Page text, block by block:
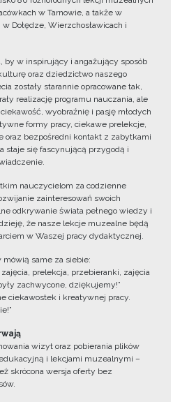
w Tarnowie, a także w
w Dołędze, Wierzchosławicach i
by w inspirujący i angażujący sposób
oraz dziedzictwo naszego
zostały starannie opracowane tak,
realizację programu nauczania, ale
wyobraźnię i pasję młodych
formy pracy, ciekawe prelekcje,
oraz bezpośredni kontakt z zabytkami
staje się fascynującą przygodą i
nauczycielom za codzienne
zainteresowań swoich
odkrywanie świata pełnego wiedzy i
że nasze lekcje muzealne będą
w Waszej pracy dydaktycznej.
same za siebie:
prelekcja, przebieranki, zajęcia
zachwycone, dziękujemy!”
ciekawostek i kreatywnej pracy.
wizyt oraz pobierania plików
i lekcjami muzealnymi –
skrócona wersja oferty bez